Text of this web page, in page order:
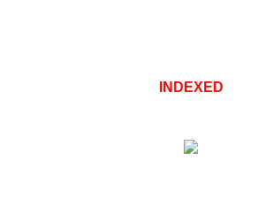
INDEXED